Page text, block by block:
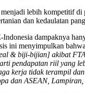
lebih kompetitif
dan kedaulatan
dampaknya
ini menyimpulkan
& biji-bijian] akibat
pendapatan riil yang
kerja tidak terampil
dan ASEAN,